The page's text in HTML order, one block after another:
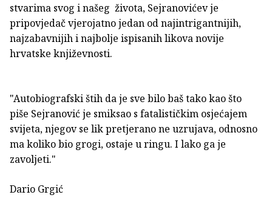
stvarima svog i našeg života, Sejranovićev je
pripovjedač vjerojatno jedan od najintrigantnijih,
najzabavnijih i najbolje ispisanih likova novije
hrvatske književnosti.
"Autobiografski štih da je sve bilo baš tako kao što
piše Sejranović je smiksao s fatalističkim osjećajem
svijeta, njegov se lik pretjerano ne uzrujava, odnosno
ma koliko bio grogi, ostaje u ringu. I lako ga je
zavoljeti."
Dario Grgić